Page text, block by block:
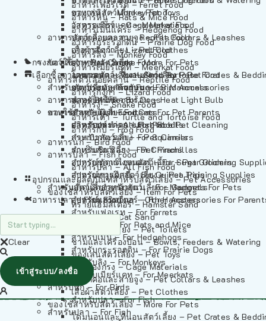
อาหารเฟอร์เร็ต – Ferret Food
อาหารหนู – Rats & Mice Food
อาหารเม่นแคระ – Hedgehog Food
อาหารกระรอกดิน – Prairie Dog Food
อาหารลิง – Monkey Food
อาหารเมียร์แคท – Meerkat Food
อาหารสัตว์เลี้อยคลาน – Reptile Food
อาหารกิ้งก่า – Lizard Food
อาหารงู – Snake Food
อาหารเต่า – Turtle and Tortoise Food
อาหารกบ – Frog Food
อาหารนก – Bird Food
อาหารปลา – Fish Food
อาหารปลา – All Fish Food
อุปกรณและผลิตภัณฑ์สำหรับสัตว์เลี้ยง – Pet Accessories
ของใช้สำหรับสัตว์เลี้ยง – Item For Pets
ทรายแฮมสเตอร์ – Hamster Sand
ทรายแมว – Cat Sand
ห้องน้ำสัตว์เลี้ยง – Pet Toilets
ชามและเครื่องป้อน – Bowls, Feeders & Watering
ของเล่นสัตว์เลี้ยง – Pet Toys
วัสดุรองกรง – Cage Materials
ปลอกคอและสายจูง – Pet Collars & Leashes
เสื้อผ้าสัตว์เลี้ยง – Pet Clothes
ของใช้สำหรับสัตว์เลี้ยง – More For Pets
โดมนอนและที่นอนสัตว์เลี้ยง – Pet Crates &
อาหารลิง – Monkey Food
อาหารเมียร์แคท – Meerkat Food
อาหารสัตว์เลี้อยคลาน – Reptile Food
อาหารกิ้งก่า – Lizard Food
อาหารงู – Snake Food
อาหารเต่า – Turtle and Tortoise Food
อาหารกบ – Frog Food
อาหารนก – Bird Food
อาหารปลา – Fish Food
อาหารปลา – All Fish Food
ของเล่นสัตว์เลี้ยง – Pet Toys
วัสดุรองกรง – Cage Materials
ปลอกคอและสายจูง – Pet Collars & Leashes
เสื้อผ้าสัตว์เลี้ยง – Pet Clothes
ของใช้สำหรับสัตว์เลี้ยง – More For Pets
โดมนอนและที่นอนสัตว์เลี้ยง – Pet Crates &
ของประดับสำหรับนก – Bird Accessories
หลอดไฟให้ความร้อน – Heat Light Bulb
ของใช้สำหรับผู้เลี้ยง – Items For Pet Parents
ผลิตภัณฑ์ทำความสะอาด – Pet Cleaning
กระเป๋าสัตว์เลี้ยง – Pet Carriers
รถเข็นสัตว์เลี้ยง – Pet Prams
อุปกรณ์ตัดแต่งขนสัตว์เลี้ยง – Pet Grooming
อุปกรณ์การฝึกสัตว์เลี้ยง – Pet Training Supplies
แก็ดเจ็ตสำหรับสัตว์เลี้ยง – Gadgets For Pets
อุปกรณ์เสริมอื่นๆ – Other Accessories For
กรงสัตว์เลี้ยง – Pet Cages
เลือกซื้อตามหมวดสัตว์เลี้ยง – Shop By Pet
สำหรับสัตว์เลี้ยงลูกด้วยนม – For Mammals
สำหรับสุนัข – For Dogs
สำหรับแมว – For Cats
สำหรับกระต่าย – For Rabbits
สำหรับกระรอก – For Squirrels
สำหรับชินชิล่า – For Chinchillas
สำหรับชูการ์ไกลเดอร์ – For Sugar Gliders
สำหรับหนูแกสบี้ – For Guinea Pigs
สำหรับสัตว์เลี้ยงลูกด้วยนม – For Mammals
สำหรับแฮมสเตอร์ – For Hamsters
สำหรับเฟอเรท – For Ferrets
สำหรับหนู – For Rats and Mice
สำหรับเม่น – For Hedgehogs
สำหรับกระรอกดิน – For Prairie Dogs
สำหรับลิง – For Monkeys
สำหรับเมียร์แคท – For Meerkats
สำหรับนก – For Birds
สำหรับปลา – For Fish
สำหรับปลา – For Fish
อาหารปลา – Fish Food
Clear
เข้าสู่ระบบ/ลงชื่อ